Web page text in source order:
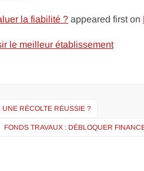
la fiabilité ? appeared first on
le meilleur établissement
RÉCOLTE RÉUSSIE ?
FONDS TRAVAUX : DÉBLOQUER